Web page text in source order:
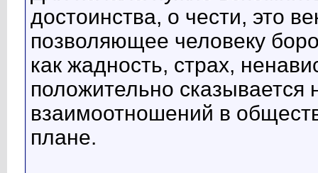
достоинства, о чести, это
позволяющее человеку
как жадность, страх,
положительно
взаимоотношений в
плане.